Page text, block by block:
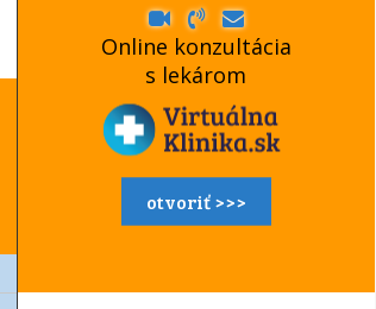
Online konzultácia
s lekárom
otvoriť >>>